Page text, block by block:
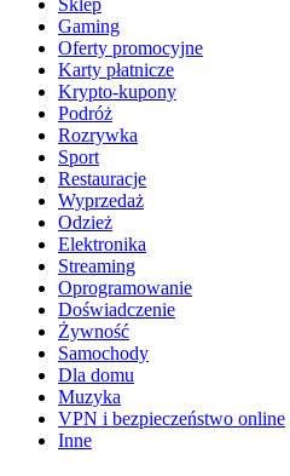
Sklep
Gaming
Oferty promocyjne
Karty płatnicze
Krypto-kupony
Podróż
Rozrywka
Sport
Restauracje
Wyprzedaż
Odzież
Elektronika
Streaming
Oprogramowanie
Doświadczenie
Żywność
Samochody
Dla domu
Muzyka
VPN i bezpieczeństwo online
Inne